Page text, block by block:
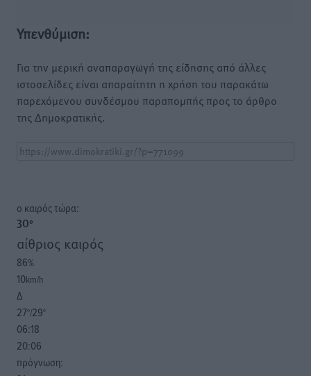
Υπενθύμιση:
Για την μερική αναπαραγωγή της είδησης από άλλες
ιστοσελίδες είναι απαραίτητη η χρήση του παρακάτω
παρεχόμενου συνδέσμου παραπομπής προς το άρθρο
της Δημοκρατικής.
o καιρός τώρα:
30°
αίθριος καιρός
86%
10km/h
Δ
27°/29°
06:18
20:06
πρόγνωση: